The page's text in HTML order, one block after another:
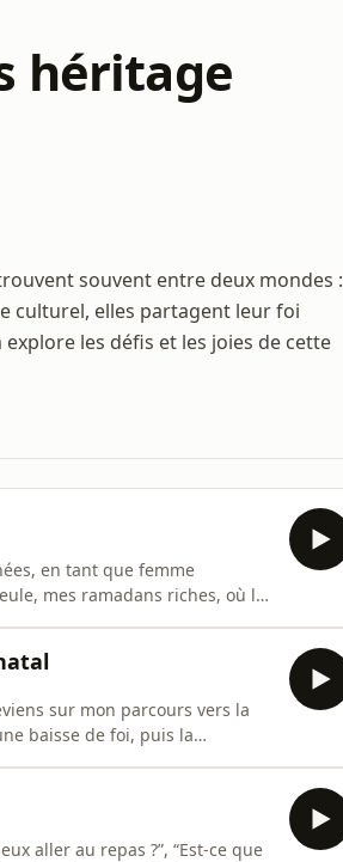
héritage
souvent entre deux mondes :
culturel, elles partagent leur foi
les défis et les joies de cette
en tant que femme
mes ramadans riches, où la
sur mon parcours vers la
baisse de foi, puis la
aller au repas ?”, “Est-ce que